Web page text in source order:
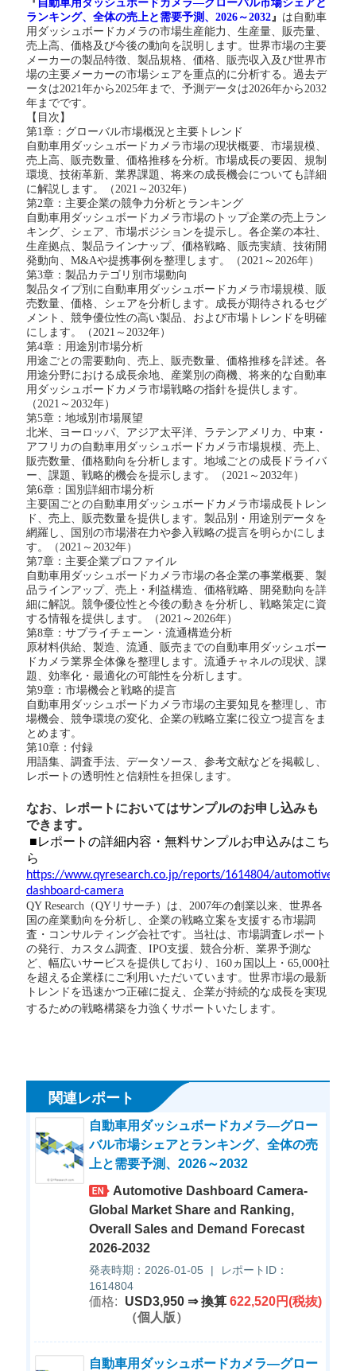
『 自動車用ダッシュボードカメラ―グローバル市場シェアと
ランキング、全体の売上と需要予測、2026～2032』 は 自動車
用ダッシュボードカメラの市場生産能力、生産量、販売量、
売上高、価格及び今後の動向を説明します。世界市場の主要
メーカーの製品特徴、製品規格、価格、販売収入及び世界市
場の主要メーカーの市場シェアを重点的に分析する。過去デ
ータは2021年から2025年まで、予測データは2026年から2032
年までです。
【目次】
第1章：グローバル市場概況と主要トレンド
自動車用ダッシュボードカメラ市場の現状概要、市場規模、
売上高、販売数量、価格推移を分析。市場成長の要因、規制
環境、技術革新、業界課題、将来の成長機会についても詳細
に解説します。（2021～2032年）
第2章：主要企業の競争力分析とランキング
自動車用ダッシュボードカメラ市場のトップ企業の売上ラン
キング、シェア、市場ポジションを提示し。各企業の本社、
生産拠点、製品ラインナップ、価格戦略、販売実績、技術開
発動向、 M&Aや提携事例を整理します。（2021～2026年）
第3章：製品カテゴリ別市場動向
製品タイプ別に 自動車用ダッシュボードカメラ市場規模、販
売数量、価格、シェアを分析します。成長が期待されるセグ
メント、競争優位性の高い製品、および市場トレンドを明確
にします。（2021～2032年）
第4章：用途別市場分析
用途ごとの需要動向、売上、販売数量、価格推移を詳述。各
用途分野における成長余地、産業別の商機、将来的な 自動車
用ダッシュボードカメラ市場戦略の指針を提供します。
（2021～2032年）
第5章：地域別市場展望
北米、ヨーロッパ、アジア太平洋、ラテンアメリカ、中東・
アフリカの自動車用ダッシュボードカメラ市場規模、売上、
販売数量、価格動向を分析します。地域ごとの成長ドライバ
ー、課題、戦略的機会を提示します。（2021～2032年）
第6章：国別詳細市場分析
主要国ごとの自動車用ダッシュボードカメラ市場成長トレン
ド、売上、販売数量を提供します。製品別・用途別データを
網羅し、国別の市場潜在力や参入戦略の提言を明らかにしま
す。（2021～2032年）
第7章：主要企業プロファイル
自動車用ダッシュボードカメラ市場の各企業の事業概要、製
品ラインアップ、売上・利益構造、価格戦略、開発動向を詳
細に解説。競争優位性と今後の動きを分析し、戦略策定に資
する情報を提供します。（2021～2026年）
第8章：サプライチェーン・流通構造分析
原材料供給、製造、流通、販売までの自動車用ダッシュボー
ドカメラ業界全体像を整理します。流通チャネルの現状、課
題、効率化・最適化の可能性を分析します。
第9章：市場機会と戦略的提言
自動車用ダッシュボードカメラ市場の主要知見を整理し、市
場機会、競争環境の変化、企業の戦略立案に役立つ提言をま
とめます。
第10章：付録
用語集、調査手法、データソース、参考文献などを掲載し、
レポートの透明性と信頼性を担保します。
なお、レポートにおいてはサンプルのお申し込みも
できます。
■レポートの詳細内容・無料サンプルお申込みはこち
ら
https://www.qyresearch.co.jp/reports/1614804/automotive-
dashboard-camera
QY Research（QYリサーチ）は、2007年の創業以来、世界各
国の産業動向を分析し、企業の戦略立案を支援する市場調
査・コンサルティング会社です。当社は、市場調査レポート
の発行、カスタム調査、IPO支援、競合分析、業界予測な
ど、幅広いサービスを提供しており、160ヵ国以上・65,000社
を超える企業様にご利用いただいています。世界市場の最新
トレンドを迅速かつ正確に捉え、企業が持続的な成長を実現
するための戦略構築を力強くサポートいたします。
関連レポート
自動車用ダッシュボードカメラ―グロー
バル市場シェアとランキング、全体の売
上と需要予測、2026～2032
Automotive Dashboard Camera-
Global Market Share and Ranking,
Overall Sales and Demand Forecast
2026-2032
発表時期：2026-01-05 |
レポートID：
1614804
価格: USD3,950 ⇒ 換算 622,520円(税抜)
（個人版）
自動車用ダッシュボードカメラ―グロー